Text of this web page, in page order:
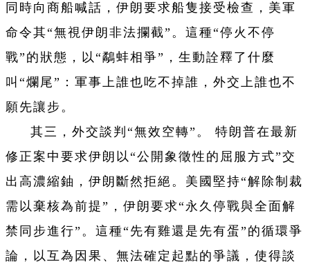
同時向商船喊話，伊朗要求船隻接受檢查，美軍
命令其“無視伊朗非法攔截”。這種“停火不停
戰”的狀態，以“鷸蚌相爭”，生動詮釋了什麼
叫“爛尾”：軍事上誰也吃不掉誰，外交上誰也不
願先讓步。
其三，外交談判“無效空轉”。 特朗普在最新
修正案中要求伊朗以“公開象徵性的屈服方式”交
出高濃縮鈾，伊朗斷然拒絕。美國堅持“解除制裁
需以棄核為前提”，伊朗要求“永久停戰與全面解
禁同步進行”。這種“先有雞還是先有蛋”的循環爭
論，以互為因果、無法確定起點的爭議，使得談